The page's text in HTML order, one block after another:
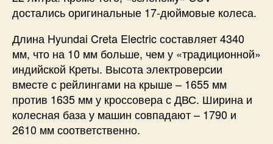
достались оригинальные 17-дюймовые колеса.
Длина Hyundai Creta Electric составляет 4340
мм, что на 10 мм больше, чем у «традиционной»
индийской Креты. Высота электроверсии
вместе с рейлингами на крыше – 1655 мм
против 1635 мм у кроссовера с ДВС. Ширина и
колесная база у машин совпадают – 1790 и
2610 мм соответственно.